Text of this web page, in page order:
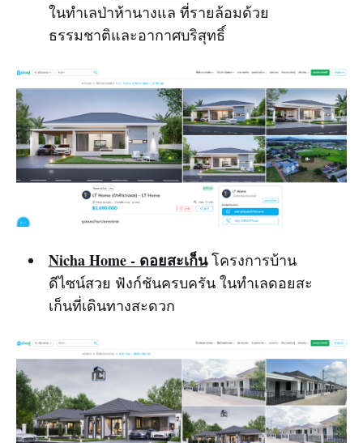
ในทำเลป่าห้านางแล ที่รายล้อมด้วย
ธรรมชาติและอากาศบริสุทธิ์
Nicha Home - ดอยสะเก็น โครงการบ้าน
ดีไซน์สวย ฟังก์ชันครบครัน ในทำเลดอยสะ
เก็นที่เดินทางสะดวก